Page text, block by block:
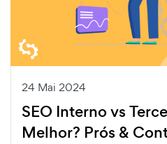
24 Mai 2024
SEO Interno vs
Melhor? Prós &